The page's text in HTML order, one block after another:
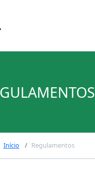
Início Regulamentos